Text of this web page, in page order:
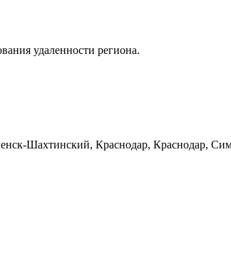
удаленности региона.
Шахтинский, Краснодар, Краснодар,